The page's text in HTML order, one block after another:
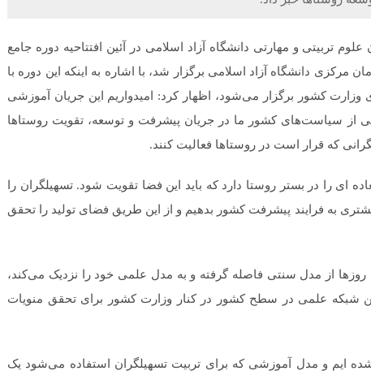
تربیتی و مهارتی دانشگاه آزاد اسلامی در آئین افتتاحیه دوره جامع
دانشگاه آزاد اسلامی برگزار شد، با اشاره به اینکه این دوره با
وزارت کشور برگزار می‌شود، اظهار کرد: امیدواریم این جریان آموزشی
از سیاست‌های کشور ما در جریان پیشرفت و توسعه، تقویت روستاها
که قرار است در روستاها فعالیت کنند.
ای را در بستر روستا دارد که باید این فضا تقویت شود. تسهیلگران را
به فرایند پیشرفت کشور بدهیم و از این طریق فضای تولید را تحقق
روزها از مدل سنتی فاصله گرفته و به مدل علمی خود را نزدیک می‌کند،
شبکه علمی در سطح کشور در کنار وزارت کشور برای تحقق منویات
ایم و مدل آموزشی که برای تربیت تسهیلگران استفاده می‌شود یک